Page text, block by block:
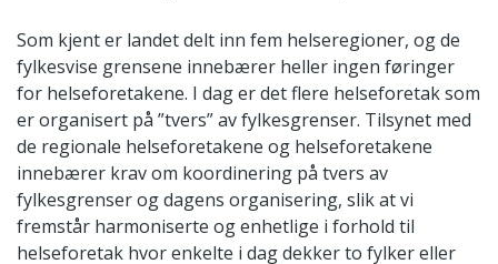
Som kjent er landet delt inn fem helseregioner, og de
fylkesvise grensene innebærer heller ingen føringer
for helseforetakene. I dag er det flere helseforetak som
er organisert på ”tvers” av fylkesgrenser. Tilsynet med
de regionale helseforetakene og helseforetakene
innebærer krav om koordinering på tvers av
fylkesgrenser og dagens organisering, slik at vi
fremstår harmoniserte og enhetlige i forhold til
helseforetak hvor enkelte i dag dekker to fylker eller